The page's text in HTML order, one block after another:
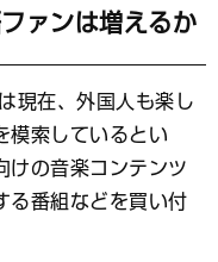
ァンは増えるか
現在、外国人も楽し
模索しているとい
けの音楽コンテンツ
る番組などを買い付